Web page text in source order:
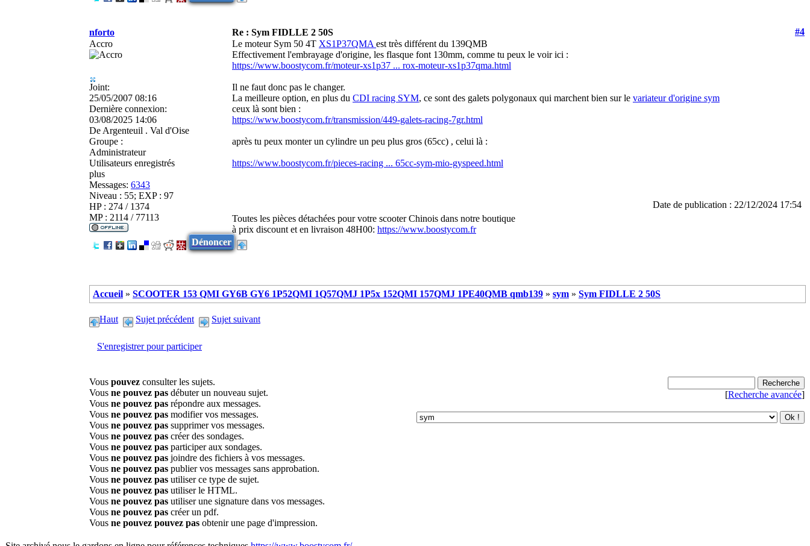
nforto Re : Sym FIDLLE 2 50S
#4
Accro
Joint:
25/05/2007 08:16
Dernière connexion:
03/08/2025 14:06
De Argenteuil . Val d'Oise
Groupe :
Administrateur
Utilisateurs enregistrés
plus
Messages: 6343
Niveau : 55; EXP : 97
HP : 274 / 1374
MP : 2114 / 77113
Le moteur Sym 50 4T XS1P37QMA est très différent du 139QMB
Effectivement l'embrayage d'origine, les flasque font 130mm, comme tu peux le voir ici :
https://www.boostycom.fr/moteur-xs1p37 ... rox-moteur-xs1p37qma.html
Il ne faut donc pas le changer.
La meilleure option, en plus du CDI racing SYM, ce sont des galets polygonaux qui marchent bien sur le variateur d'origine sym
ceux là sont bien :
https://www.boostycom.fr/transmission/449-galets-racing-7gr.html
après tu peux monter un cylindre un peu plus gros (65cc) , celui là :
https://www.boostycom.fr/pieces-racing ... 65cc-sym-mio-gyspeed.html
Date de publication : 22/12/2024 17:54
Toutes les pièces détachées pour votre scooter Chinois dans notre boutique
à prix discount et en livraison 48H00: https://www.boostycom.fr
Dénoncer
Accueil » SCOOTER 153 QMI GY6B GY6 1P52QMI 1Q57QMJ 1P5x 152QMI 157QMJ 1PE40QMB qmb139 » sym » Sym FIDLLE 2 50S
Haut Sujet précédent Sujet suivant
S'enregistrer pour participer
Vous pouvez consulter les sujets.
Vous ne pouvez pas débuter un nouveau sujet.
Vous ne pouvez pas répondre aux messages.
Vous ne pouvez pas modifier vos messages.
Vous ne pouvez pas supprimer vos messages.
Vous ne pouvez pas créer des sondages.
Vous ne pouvez pas participer aux sondages.
Vous ne pouvez pas joindre des fichiers à vos messages.
Vous ne pouvez pas publier vos messages sans approbation.
Vous ne pouvez pas utiliser ce type de sujet.
Vous ne pouvez pas utiliser le HTML.
Vous ne pouvez pas utiliser une signature dans vos messages.
Vous ne pouvez pas créer un pdf.
Vous ne pouvez pouvez pas obtenir une page d'impression.
[Recherche avancée]